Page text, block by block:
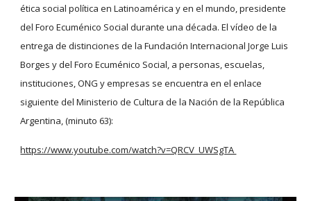
ética social política en Latinoamérica y en el mundo, presidente
del Foro Ecuménico Social durante una década. El vídeo de la
entrega de distinciones de la Fundación Internacional Jorge Luis
Borges y del Foro Ecuménico Social, a personas, escuelas,
instituciones, ONG y empresas se encuentra en el enlace
siguiente del Ministerio de Cultura de la Nación de la República
Argentina, (minuto 63):
https://www.youtube.com/watch?v=QRCV_UWSgTA